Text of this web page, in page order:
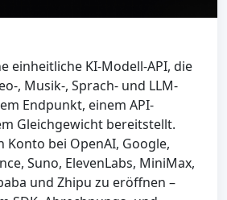
einheitliche KI-Modell-API, die
, Musik-, Sprach- und LLM-
Endpunkt, einem API-
Gleichgewicht bereitstellt.
Konto bei OpenAI, Google,
Suno, ElevenLabs, MiniMax,
und Zhipu zu eröffnen –